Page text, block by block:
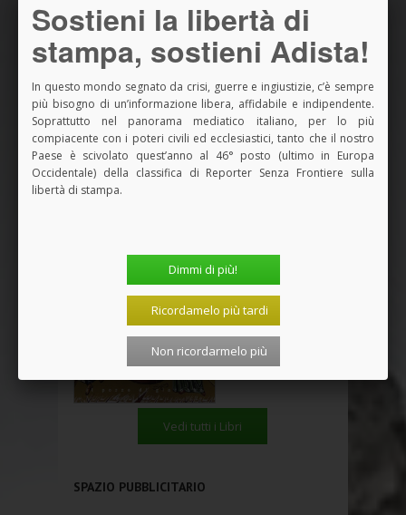
Vedi tutti i Libri
SPAZIO PUBBLICITARIO
Sostieni la libertà di
stampa, sostieni Adista!
In questo mondo segnato da crisi, guerre e ingiustizie, c’è sempre
più bisogno di un’informazione libera, affidabile e indipendente.
Soprattutto nel panorama mediatico italiano, per lo più
compiacente con i poteri civili ed ecclesiastici, tanto che il nostro
Paese è scivolato quest’anno al 46° posto (ultimo in Europa
Occidentale) della classifica di Reporter Senza Frontiere sulla
libertà di stampa.
Dimmi di più!
Ricordamelo più tardi
Non ricordarmelo più